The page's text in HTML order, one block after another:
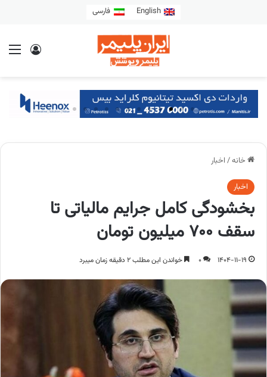
English فارسی
خانه/ اخبار
اخبار
بخشودگی کامل جرایم مالیاتی تا
سقف 700 میلیون تومان
1404-11-19
0 خواندن این مطلب 2 دقیقه زمان میبرد